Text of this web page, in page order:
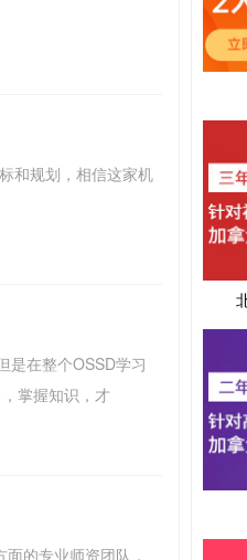
和规划，相信这家机
是在整个OSSD学习
掌握知识，才
的专业师资团队，